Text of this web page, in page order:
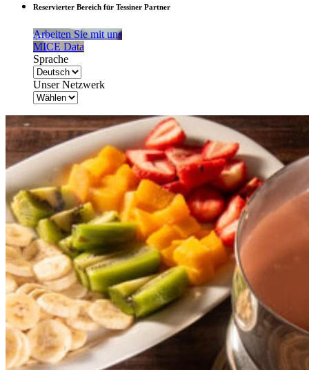
Reservierter Bereich für Tessiner Partner
Arbeiten Sie mit uns
MICE Data
Sprache
Unser Netzwerk